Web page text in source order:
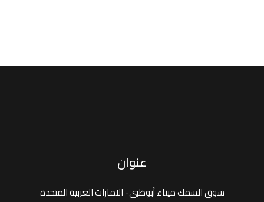
عنوان
سوق السمك ميناء أبوظبى- الامارات العربية المتحدة